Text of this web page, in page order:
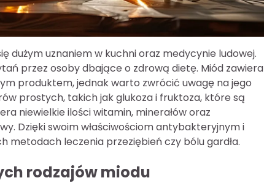
dużym uznaniem w kuchni oraz medycynie ludowej.
przez osoby dbające o zdrową dietę. Miód zawiera
produktem, jednak warto zwrócić uwagę na jego
prostych, takich jak glukoza i fruktoza, które są
niewielkie ilości witamin, minerałów oraz
Dzięki swoim właściwościom antybakteryjnym i
leczenia przeziębień czy bólu gardła.
rodzajów miodu